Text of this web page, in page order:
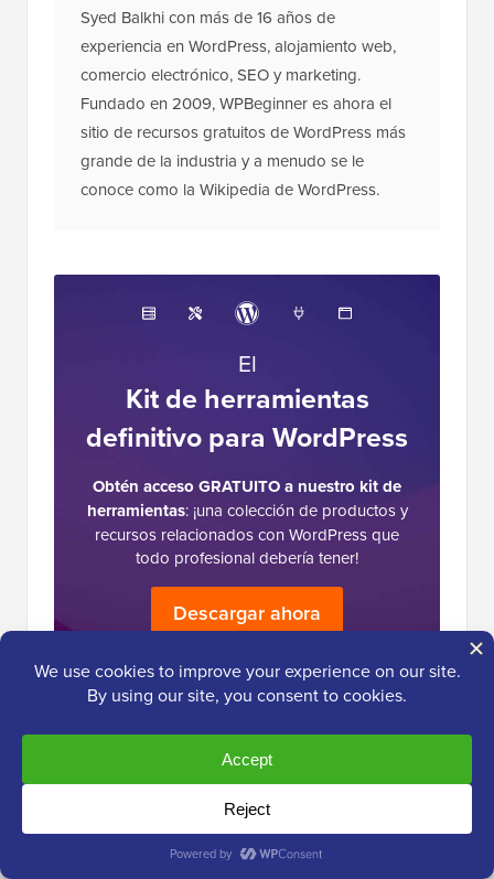
Syed Balkhi con más de 16 años de
experiencia en WordPress, alojamiento web,
comercio electrónico, SEO y marketing.
Fundado en 2009, WPBeginner es ahora el
sitio de recursos gratuitos de WordPress más
grande de la industria y a menudo se le
conoce como la Wikipedia de WordPress.
El
Kit de herramientas
definitivo para WordPress
Obtén acceso GRATUITO a nuestro kit de
herramientas: ¡una colección de productos y
recursos relacionados con WordPress que
todo profesional debería tener!
Descargar ahora
Interacciones
lector
9 Comentarios Deja una respuesta
Dennis Muthomi